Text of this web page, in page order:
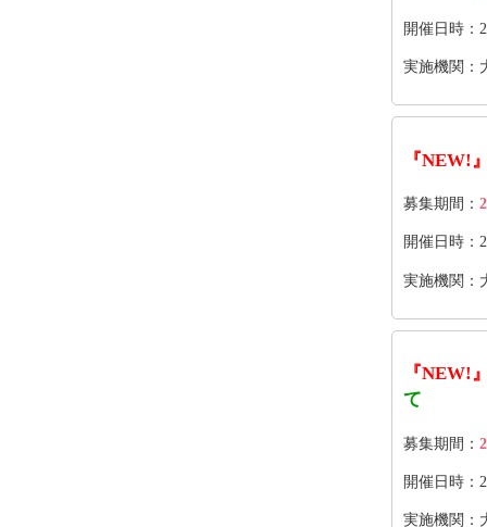
開催日時：
実施機関：
『NEW!
募集期間：
開催日時：
実施機関：
『NEW!
て
募集期間：
開催日時：
実施機関：